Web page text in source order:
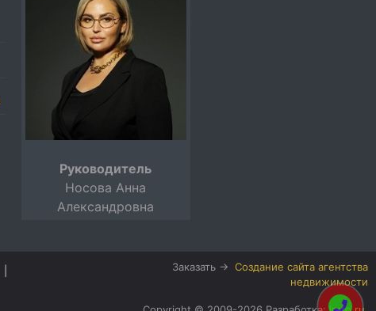
Руководитель
Носова Анна
Александровна
Заказать → Создание сайта агентства
недвижимости